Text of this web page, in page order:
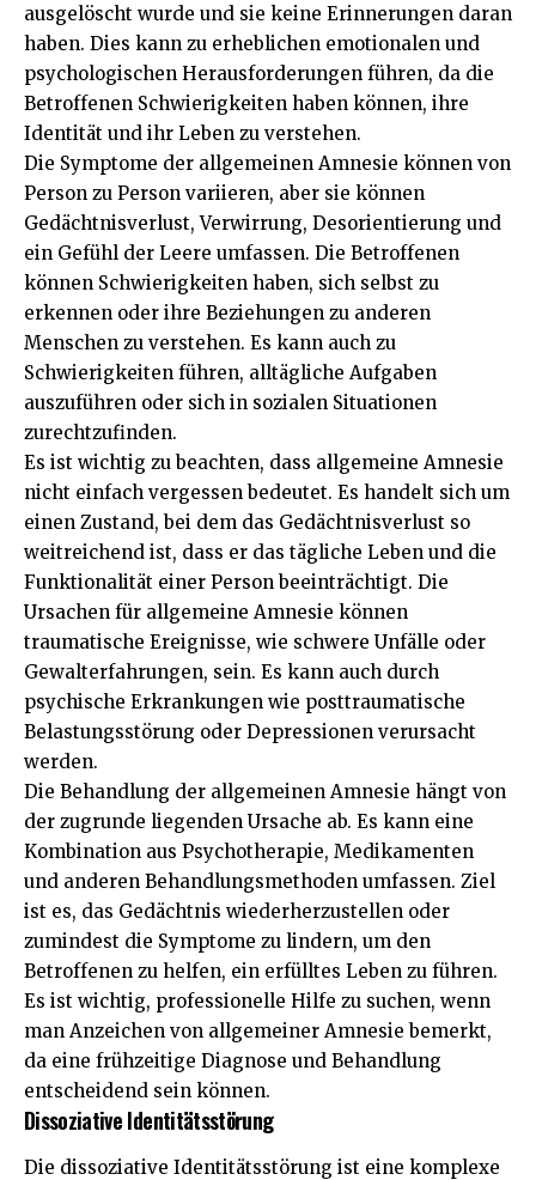
ausgelöscht wurde und sie keine Erinnerungen daran
haben. Dies kann zu erheblichen emotionalen und
psychologischen Herausforderungen führen, da die
Betroffenen Schwierigkeiten haben können, ihre
Identität und ihr Leben zu verstehen.
Die Symptome der allgemeinen Amnesie können von
Person zu Person variieren, aber sie können
Gedächtnisverlust, Verwirrung, Desorientierung und
ein Gefühl der Leere umfassen. Die Betroffenen
können Schwierigkeiten haben, sich selbst zu
erkennen oder ihre Beziehungen zu anderen
Menschen zu verstehen. Es kann auch zu
Schwierigkeiten führen, alltägliche Aufgaben
auszuführen oder sich in sozialen Situationen
zurechtzufinden.
Es ist wichtig zu beachten, dass allgemeine Amnesie
nicht einfach vergessen bedeutet. Es handelt sich um
einen Zustand, bei dem das Gedächtnisverlust so
weitreichend ist, dass er das tägliche Leben und die
Funktionalität einer Person beeinträchtigt. Die
Ursachen für allgemeine Amnesie können
traumatische Ereignisse, wie schwere Unfälle oder
Gewalterfahrungen, sein. Es kann auch durch
psychische Erkrankungen wie posttraumatische
Belastungsstörung oder Depressionen verursacht
werden.
Die Behandlung der allgemeinen Amnesie hängt von
der zugrunde liegenden Ursache ab. Es kann eine
Kombination aus Psychotherapie, Medikamenten
und anderen Behandlungsmethoden umfassen. Ziel
ist es, das Gedächtnis wiederherzustellen oder
zumindest die Symptome zu lindern, um den
Betroffenen zu helfen, ein erfülltes Leben zu führen.
Es ist wichtig, professionelle Hilfe zu suchen, wenn
man Anzeichen von allgemeiner Amnesie bemerkt,
da eine frühzeitige Diagnose und Behandlung
entscheidend sein können.
Dissoziative Identitätsstörung
Die dissoziative Identitätsstörung ist eine komplexe